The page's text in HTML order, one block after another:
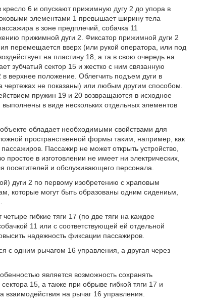
6 и опускают прижимную дугу 2 до упора в
элементами 1 превышает ширину тела
в зоне предплечий, собачка 11
прижимной дуги 2. Фиксатор прижимной дуги 2
перемещается вверх (или рукой оператора, или под
на пластину 18, а та в свою очередь на
зубчатый сектор 15 и жестко с ним связанную
верхнее положение. Облегчить подъем дуги в
не показаны) или любым другим способом.
пружин 19 и 20 возвращаются в исходное
в виде нескольких отдельных элементов
обладает необходимыми свойствами для
пространственной формы таким, например, как
Пассажир не может открыть устройство,
в изготовлении не имеет ни электрических,
посетителей и обслуживающего персонала.
дуги 2 по первому изобретению с храповым
которые могут быть образованы одним сидениьм,
гибкие тяги 17 (по две тяги на каждое
11 или с соответствующей ей отдельной
надежность фиксации пассажиров.
с одним рычагом 16 управления, а другая через
является возможность сохранять
15, а также при обрыве гибкой тяги 17 и
взаимодействия на рычаг 16 управления.